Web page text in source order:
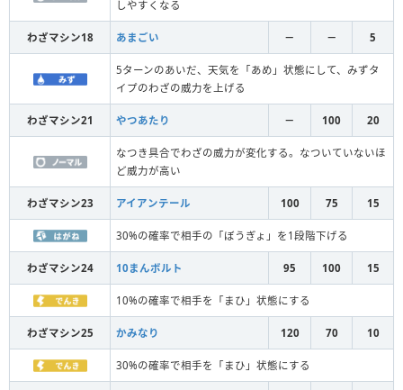
しやすくなる
わざマシン18 あまごい － － 5
5ターンのあいだ、天気を「あめ」状態にして、みずタ
イプのわざの威力を上げる
わざマシン21 やつあたり － 100 20
なつき具合でわざの威力が変化する。なついていないほ
ど威力が高い
わざマシン23 アイアンテール 100 75 15
30%の確率で相手の「ぼうぎょ」を1段階下げる
わざマシン24 10まんボルト 95 100 15
10%の確率で相手を「まひ」状態にする
わざマシン25 かみなり 120 70 10
30%の確率で相手を「まひ」状態にする